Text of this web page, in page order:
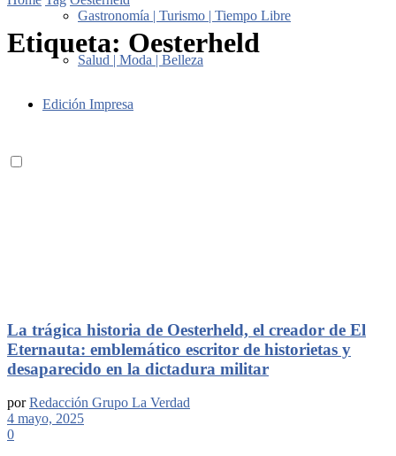
Gastronomía | Turismo | Tiempo Libre
Salud | Moda | Belleza
Edición Impresa
Etiqueta: Oesterheld
La trágica historia de Oesterheld, el creador de El
Eternauta: emblemático escritor de historietas y
desaparecido en la dictadura militar
por Redacción Grupo La Verdad
4 mayo, 2025
0